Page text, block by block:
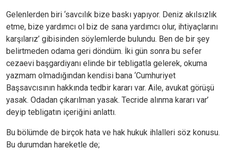
Gelenlerden biri ‘savcılık bize baskı yapıyor. Deniz akılsızlık
etme, bize yardımcı ol biz de sana yardımcı olur, ihtiyaçlarını
karşılarız’ gibisinden söylemlerde bulundu. Ben de bir şey
belirtmeden odama geri döndüm. İki gün sonra bu sefer
cezaevi başgardiyanı elinde bir tebligatla gelerek, okuma
yazmam olmadığından kendisi bana ‘Cumhuriyet
Başsavcısının hakkında tedbir kararı var. Aile, avukat görüşü
yasak. Odadan çıkarılman yasak. Tecride alınma kararı var’
deyip tebligatın içeriğini anlattı.
Bu bölümde de birçok hata ve hak hukuk ihlalleri söz konusu.
Bu durumdan hareketle de;